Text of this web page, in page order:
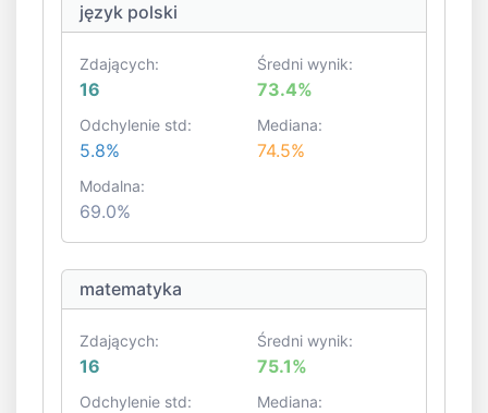
język polski
Zdających:
16
Średni wynik:
73.4%
Odchylenie std:
5.8%
Mediana:
74.5%
Modalna:
69.0%
matematyka
Zdających:
16
Średni wynik:
75.1%
Odchylenie std: Mediana: